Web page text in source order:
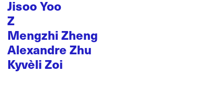
Jisoo Yoo
Z
Mengzhi Zheng
Alexandre Zhu
Kyvèli Zoi